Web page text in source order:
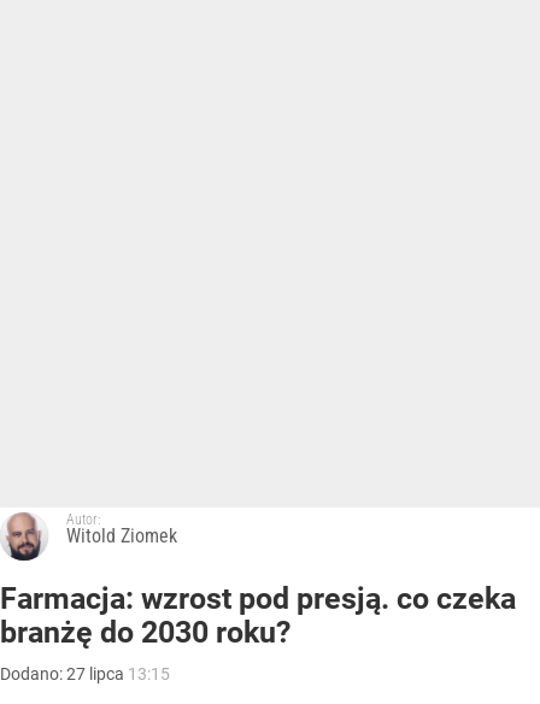
Autor:
Witold Ziomek
Farmacja: wzrost pod presją. co czeka
branżę do 2030 roku?
Dodano:27 lipca 13:15